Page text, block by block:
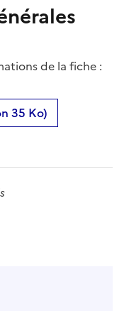
de la fiche :
35 Ko)